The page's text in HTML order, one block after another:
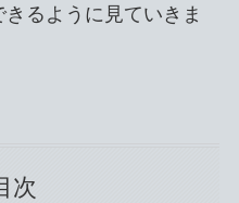
るように見ていきま
次